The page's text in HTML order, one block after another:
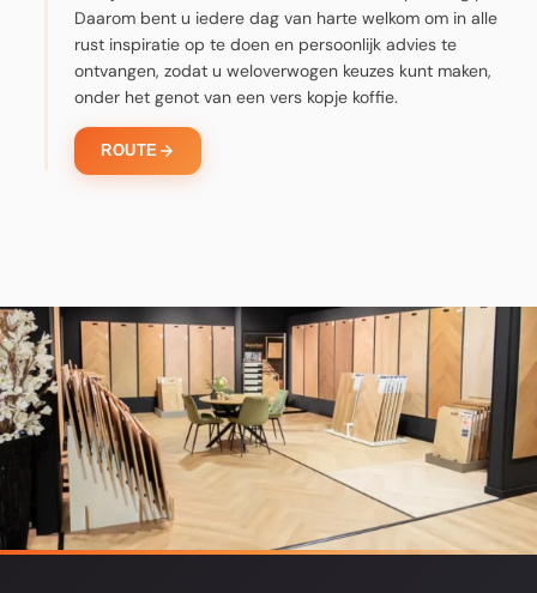
Daarom bent u iedere dag van harte welkom om in alle
rust inspiratie op te doen en persoonlijk advies te
ontvangen, zodat u weloverwogen keuzes kunt maken,
onder het genot van een vers kopje koffie.
ROUTE